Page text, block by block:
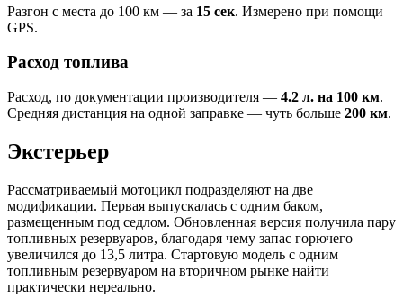
Разгон с места до 100 км — за 15 сек. Измерено при помощи
GPS.
Расход топлива
Расход, по документации производителя — 4.2 л. на 100 км.
Средняя дистанция на одной заправке — чуть больше 200 км.
Экстерьер
Рассматриваемый мотоцикл подразделяют на две
модификации. Первая выпускалась с одним баком,
размещенным под седлом. Обновленная версия получила пару
топливных резервуаров, благодаря чему запас горючего
увеличился до 13,5 литра. Стартовую модель с одним
топливным резервуаром на вторичном рынке найти
практически нереально.